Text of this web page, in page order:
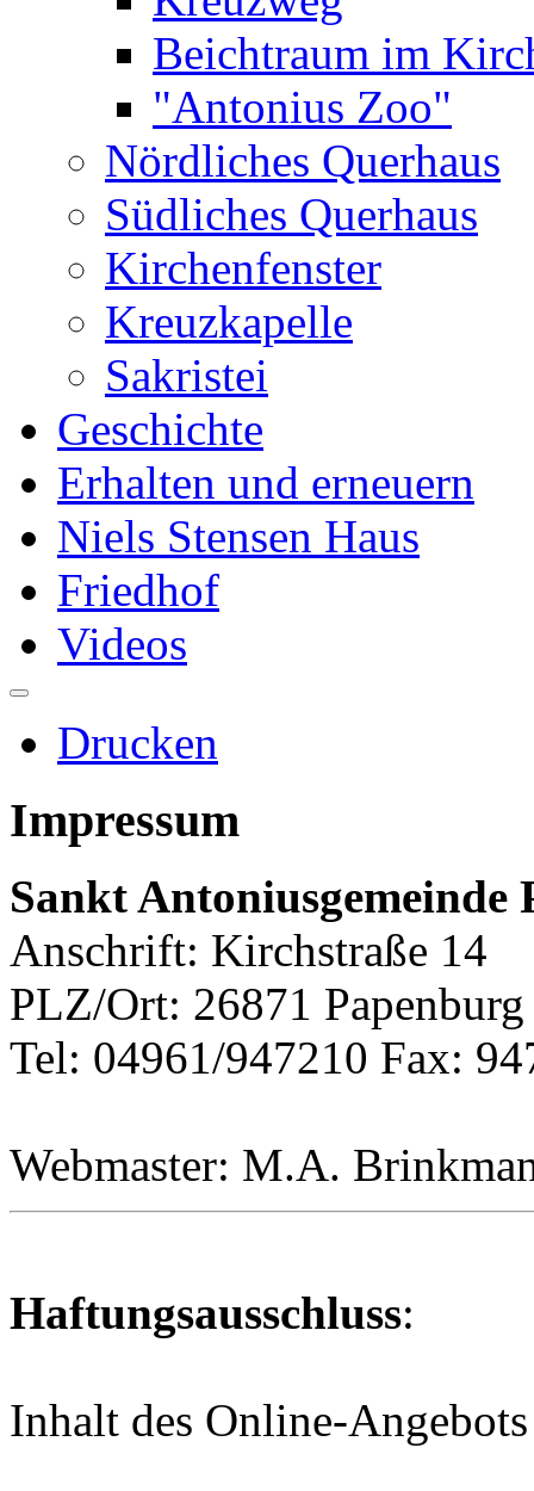
Beichtraum im
"Antonius Zoo"
Nördliches Querhaus
Südliches Querhaus
Kirchenfenster
Kreuzkapelle
Sakristei
Geschichte
Erhalten und erneuern
Niels Stensen Haus
Friedhof
Videos
Drucken
Impressum
Sankt Antoniusgemeinde
Anschrift: Kirchstraße 14
PLZ/Ort: 26871 Papenburg
Tel: 04961/947210 Fax:
Webmaster: M.A.
Haftungsausschluss:
Inhalt des Online-Angebots